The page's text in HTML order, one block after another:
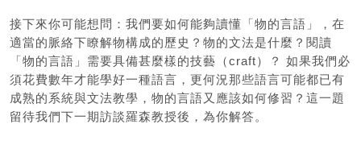
接下來你可能想問：我們要如何能夠讀懂「物的言語」，在
適當的脈絡下瞭解物構成的歷史？物的文法是什麼？閱讀
「物的言語」需要具備甚麼樣的技藝（craft）？ 如果我們必
須花費數年才能學好一種語言，更何況那些語言可能都已有
成熟的系統與文法教學，物的言語又應該如何修習？這一題
留待我們下一期訪談羅森教授後，為你解答。